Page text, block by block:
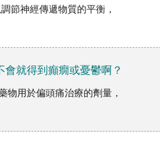
節神經傳遞物質的平衡，
就得到癲癇或憂鬱啊？
物用於偏頭痛治療的劑量，